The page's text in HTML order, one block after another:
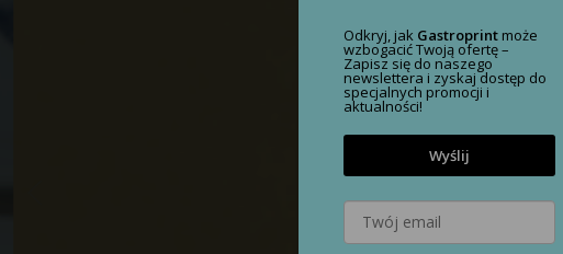
Odkryj, jak Gastroprint może
wzbogacić Twoją ofertę –
Zapisz się do naszego
newslettera i zyskaj dostęp do
specjalnych promocji i
aktualności!
Wyślij